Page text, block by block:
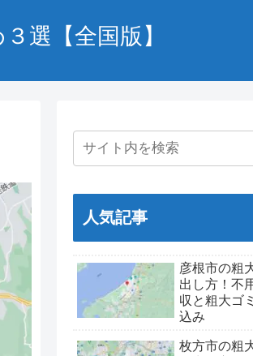
選【全国版】
人気記事
彦根市の粗
出し方！不
収と粗大ゴ
込み
枚方市の粗